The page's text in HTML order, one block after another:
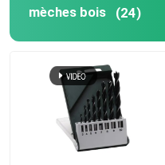
mèches bois (24)